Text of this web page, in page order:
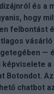
és a
hogy
felbontást
—
képviselete
Botondot.
chatbot